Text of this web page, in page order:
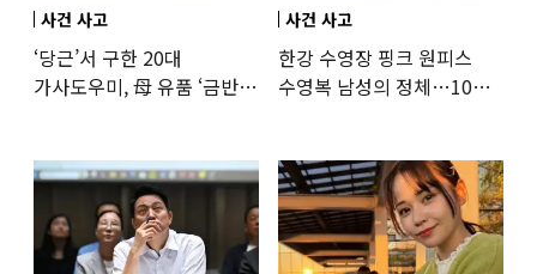
사건 사고
‘당근’서 구한 20대
가사도우미, 母 유품 ‘금반지
사건 사고
한강 수영장 핑크 원피스
수영복 남성의 정체…10대